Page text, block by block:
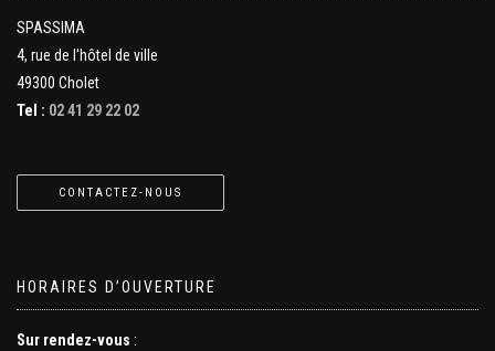
SPASSIMA
4, rue de l'hôtel de ville
49300 Cholet
Tel : 02 41 29 22 02
CONTACTEZ-NOUS
HORAIRES D’OUVERTURE
Sur rendez-vous :